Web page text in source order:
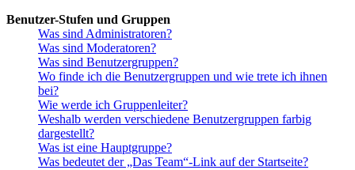
Benutzer-Stufen und Gruppen
Was sind Administratoren?
Was sind Moderatoren?
Was sind Benutzergruppen?
Wo finde ich die Benutzergruppen und wie trete ich ihnen
bei?
Wie werde ich Gruppenleiter?
Weshalb werden verschiedene Benutzergruppen farbig
dargestellt?
Was ist eine Hauptgruppe?
Was bedeutet der „Das Team“-Link auf der Startseite?